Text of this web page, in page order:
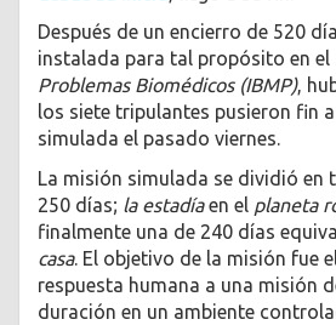
Después de un encierro de 520
instalada para tal propósito en el
Problemas Biomédicos (IBMP),
los siete tripulantes pusieron fin
simulada el pasado viernes.
La misión simulada se dividió en
250 días; la estadíaen el planeta
finalmente una de 240 días
casa. El objetivo de la misión fue
respuesta humana a una misión
duración en un ambiente